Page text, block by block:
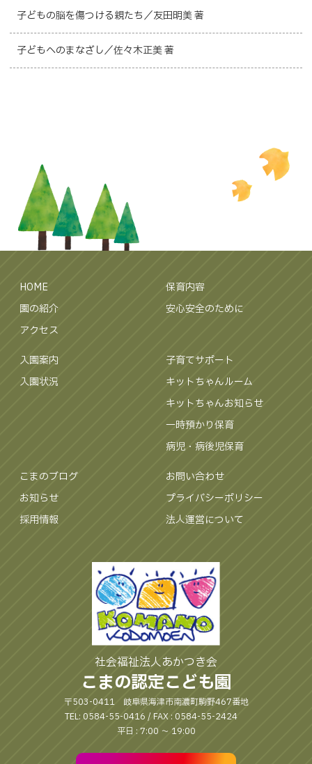
子どもの脳を傷つける親たち／友田明美 著
子どもへのまなざし／佐々木正美 著
HOME
園の紹介
アクセス
保育内容
安心安全のために
入園案内
入園状況
子育てサポート
キットちゃんルーム
キットちゃんお知らせ
一時預かり保育
病児・病後児保育
こまのブログ
お知らせ
採用情報
お問い合わせ
プライバシーポリシー
法人運営について
社会福祉法人あかつき会
こまの認定こども園
〒503-0411 岐阜県海津市南濃町駒野467番地
TEL: 0584-55-0416 / FAX : 0584-55-2424
平日 : 7:00 〜 19:00